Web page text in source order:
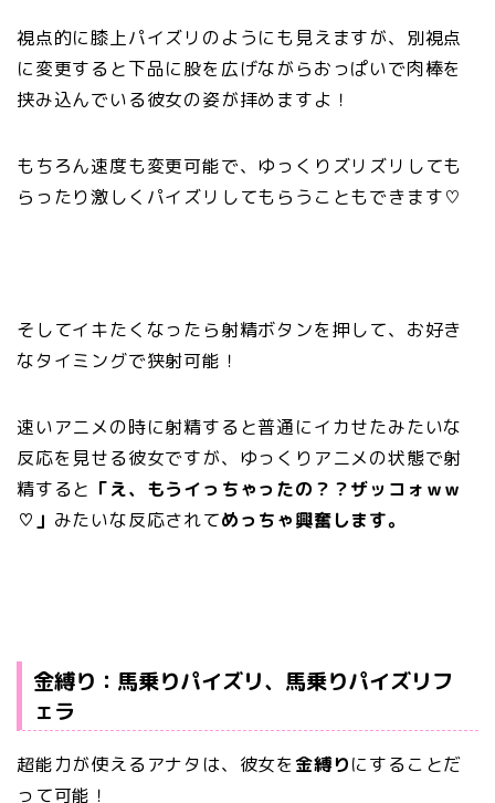
視点的に膝上パイズリのようにも見えますが、別視点
に変更すると下品に股を広げながらおっぱいで肉棒を
挟み込んでいる彼女の姿が拝めますよ！
もちろん速度も変更可能で、ゆっくりズリズリしても
らったり激しくパイズリしてもらうこともできます♡
そしてイキたくなったら射精ボタンを押して、お好き
なタイミングで狭射可能！
速いアニメの時に射精すると普通にイカせたみたいな
反応を見せる彼女ですが、ゆっくりアニメの状態で射
精すると 「え、もうイっちゃったの？？ザッコォｗｗ
♡」 みたいな反応されてめっちゃ興奮します。
金縛り：馬乗りパイズリ、馬乗りパイズリフ
ェラ
超能力が使えるアナタは、彼女を金縛りにすることだ
って可能！